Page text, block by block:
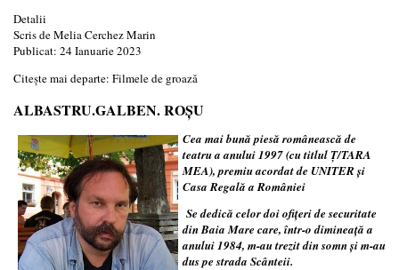
Detalii
Scris deMelia Cerchez Marin
Publicat: 24 Ianuarie 2023
Citește mai departe: Filmele de groazǎ
ALBASTRU.GALBEN. ROȘU
Cea mai bună piesă românească de
teatru a anului 1997 (cu titlul Ț/TARA
MEA), premiu acordat de UNITER şi
Casa Regală a României
Se dedică celor doi ofițeri de securitate
din Baia Mare care, într-o dimineaţă a
anului 1984, m-au trezit din somn şi m-au
dus pe strada Scânteii.